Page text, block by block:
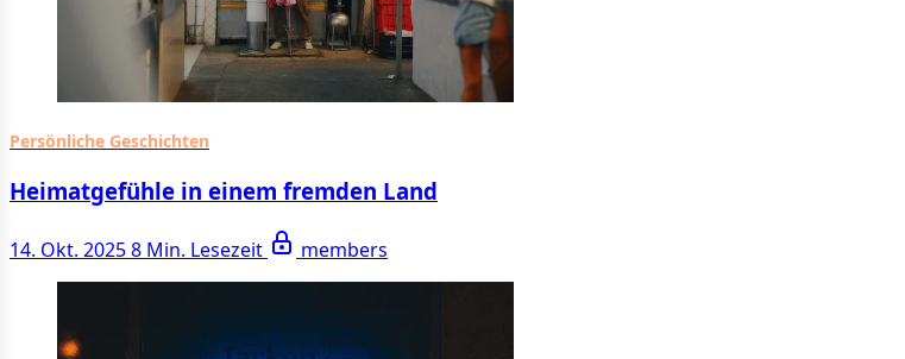
Persönliche Geschichten
Heimatgefühle in einem fremden Land
14. Okt. 20258 Min. Lesezeit members